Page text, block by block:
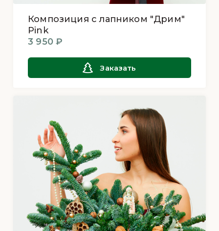
Композиция с лапником "Дрим"
Pink
3 950 ₽
Заказать